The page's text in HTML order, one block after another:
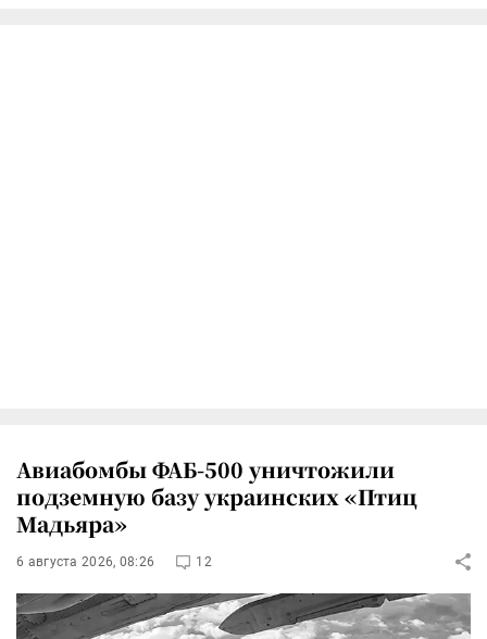
Авиабомбы ФАБ-500 уничтожили
подземную базу украинских «Птиц
Мадьяра»
6 августа 2026, 08:26 12